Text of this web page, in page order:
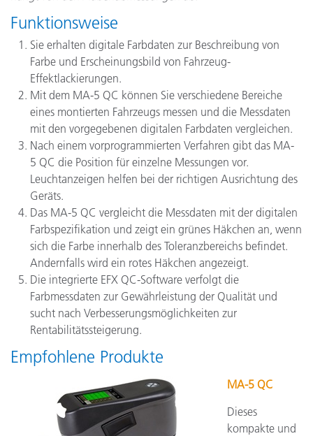
Funktionsweise
Sie erhalten digitale Farbdaten zur Beschreibung von
Farbe und Erscheinungsbild von Fahrzeug-
Effektlackierungen.
Mit dem MA-5 QC können Sie verschiedene Bereiche
eines montierten Fahrzeugs messen und die Messdaten
mit den vorgegebenen digitalen Farbdaten vergleichen.
Nach einem vorprogrammierten Verfahren gibt das MA-
5 QC die Position für einzelne Messungen vor.
Leuchtanzeigen helfen bei der richtigen Ausrichtung des
Geräts.
Das MA-5 QC vergleicht die Messdaten mit der digitalen
Farbspezifikation und zeigt ein grünes Häkchen an, wenn
sich die Farbe innerhalb des Toleranzbereichs befindet.
Andernfalls wird ein rotes Häkchen angezeigt.
Die integrierte EFX QC-Software verfolgt die
Farbmessdaten zur Gewährleistung der Qualität und
sucht nach Verbesserungsmöglichkeiten zur
Rentabilitätssteigerung.
Empfohlene Produkte
MA-5 QC
Dieses
kompakte und